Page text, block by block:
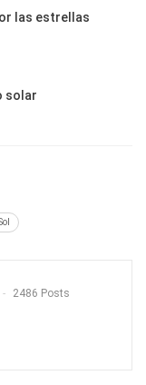
las estrellas
solar
2486 Posts